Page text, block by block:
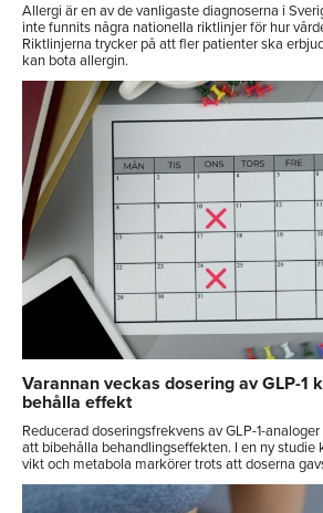
Allergi är en av de vanligaste diagnoserna i
inte funnits några nationella riktlinjer för hur
Riktlinjerna trycker på att fler patienter ska
kan bota allergin.
Varannan veckas dosering av GLP-1
behålla effekt
Reducerad doseringsfrekvens av GLP-1-
att bibehålla behandlingseffekten. I en ny studie
vikt och metabola markörer trots att doserna